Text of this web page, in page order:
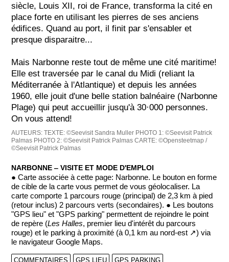
siècle, Louis XII, roi de France, transforma la cité en
place forte en utilisant les pierres de ses anciens
édifices. Quand au port, il finit par s'ensabler et
presque disparaitre...
Mais Narbonne reste tout de même une cité maritime!
Elle est traversée par le canal du Midi (reliant la
Méditerranée à l'Atlantique) et depuis les années
1960, elle jouit d'une belle station balnéaire (Narbonne
Plage) qui peut accueillir jusqu'à 30·000 personnes.
On vous attend!
AUTEURS:TEXTE: ©Seevisit Sandra Muller PHOTO 1: ©Seevisit Patrick
Palmas PHOTO 2: ©Seevisit Patrick Palmas CARTE: ©Opensteetmap /
©Seevisit Patrick Palmas
NARBONNE ‒ VISITE ET MODE D'EMPLOI
● Carte associée à cette page: Narbonne. Le bouton en forme
de cible de la carte vous permet de vous géolocaliser. La
carte comporte 1 parcours rouge (principal) de 2,3 km à pied
(retour inclus) 2 parcours verts (secondaires). ● Les boutons
"GPS lieu" et "GPS parking" permettent de rejoindre le point
de repère (Les Halles, premier lieu d'intérêt du parcours
rouge) et le parking à proximité (à 0,1 km au nord-est ↗) via
le navigateur Google Maps.
COMMENTAIRES GPS LIEU GPS PARKING